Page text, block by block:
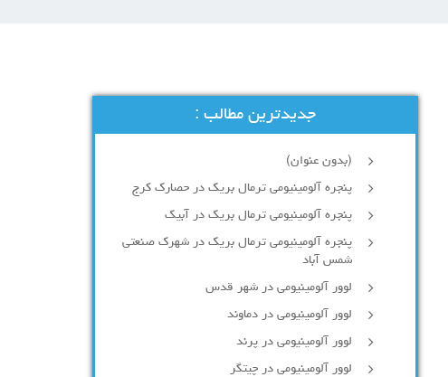
جدیدترین مطالب :
(بدون عنوان)
پنجره آلومینیومی ترمال بریک در حصارک کرج
پنجره آلومینیومی ترمال بریک در آبیک
پنجره آلومینیومی ترمال بریک در شهرک صنعتی
شمس آباد
لوور آلومینیومی در شهر قدس
لوور آلومینیومی در دماوند
لوور آلومینیومی در پرند
لوور آلومینیومی در چیتگر